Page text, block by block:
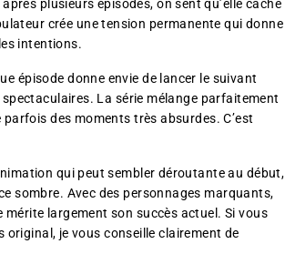
plusieurs épisodes, on sent qu’elle cache
crée une tension permanente qui donne
intentions.
épisode donne envie de lancer le suivant
La série mélange parfaitement
des moments très absurdes. C’est
qui peut sembler déroutante au début,
sombre. Avec des personnages marquants,
largement son succès actuel. Si vous
original, je vous conseille clairement de